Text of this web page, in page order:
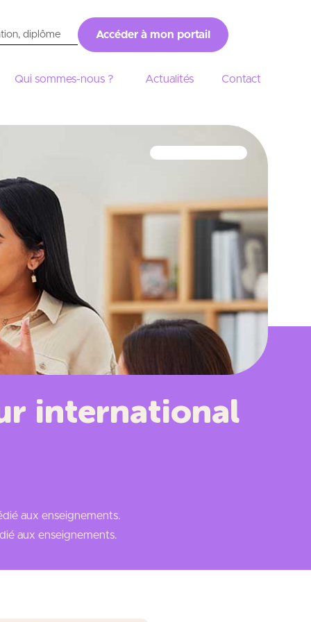
Accéder à mon portail
Qui sommes-nous ? Actualités Contact
international
aux enseignements.
aux enseignements.